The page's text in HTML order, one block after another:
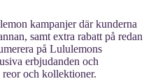
kampanjer där kunderna
samt extra rabatt på redan
på Lululemons
erbjudanden och
och kollektioner.